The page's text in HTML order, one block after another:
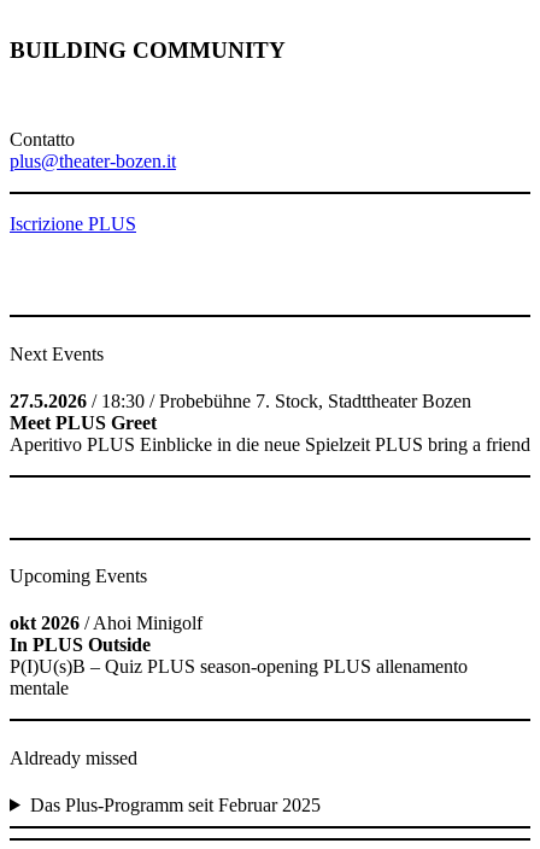
BUILDING COMMUNITY
Contatto
plus@theater-bozen.it
Iscrizione PLUS
Next Events
27.5.2026 / 18:30 / Probebühne 7. Stock, Stadttheater Bozen
Meet PLUS Greet
Aperitivo PLUS Einblicke in die neue Spielzeit PLUS bring a friend
Upcoming Events
okt 2026 / Ahoi Minigolf
In PLUS Outside
P(I)U(s)B – Quiz PLUS season-opening PLUS allenamento
mentale
Aldready missed
Das Plus-Programm seit Februar 2025